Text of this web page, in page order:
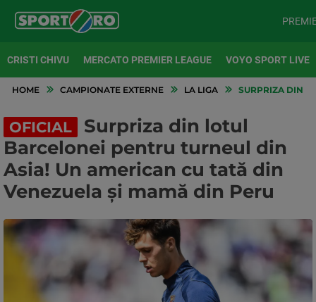
CRISTI CHIVU MERCATO PREMIER LEAGUE VOYO SPORT LIVE
HOME CAMPIONATE EXTERNE LA LIGA SURPRIZA DIN
OFICIAL
Surpriza din lotul
Barcelonei pentru turneul din
Asia! Un american cu tată din
Venezuela și mamă din Peru